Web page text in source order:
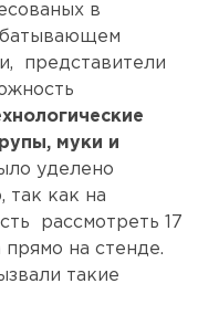
в
представители
муки и
уделено
так как на
рассмотреть 17
на стенде.
такие